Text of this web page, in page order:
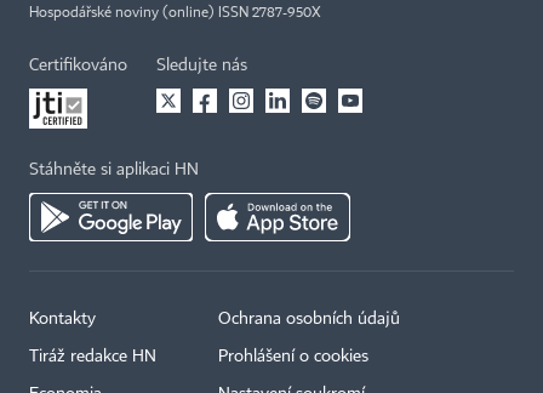
Hospodářské noviny (online) ISSN 2787-950X
Certifikováno Sledujte nás
Stáhněte si aplikaci HN
Kontakty
Tiráž redakce HN
Ochrana osobních údajů
Prohlášení o cookies